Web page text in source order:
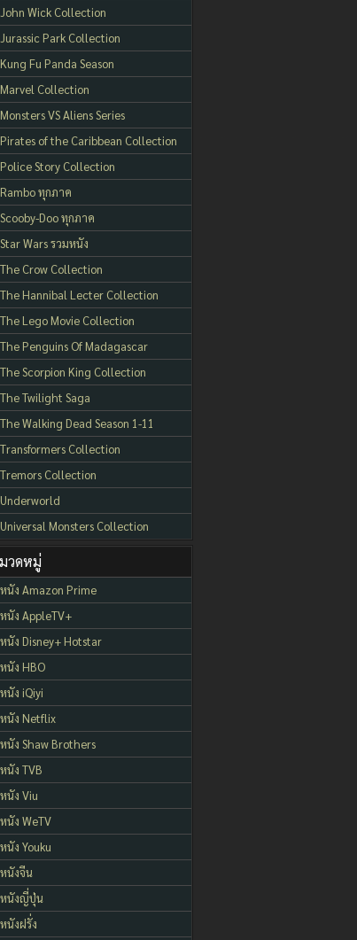
John Wick Collection
Jurassic Park Collection
Kung Fu Panda Season
Marvel Collection
Monsters VS Aliens Series
Pirates of the Caribbean Collection
Police Story Collection
Rambo ทุกภาค
Scooby-Doo ทุกภาค
Star Wars รวมหนัง
The Crow Collection
The Hannibal Lecter Collection
The Lego Movie Collection
The Penguins Of Madagascar
The Scorpion King Collection
The Twilight Saga
The Walking Dead Season 1-11
Transformers Collection
Tremors Collection
Underworld
Universal Monsters Collection
วดหมู่
หนัง Amazon Prime
หนัง AppleTV+
หนัง Disney+ Hotstar
หนัง HBO
หนัง iQiyi
หนัง Netflix
หนัง Shaw Brothers
หนัง TVB
หนัง Viu
หนัง WeTV
หนัง Youku
หนังจีน
หนังญี่ปุ่น
หนังฝรั่ง